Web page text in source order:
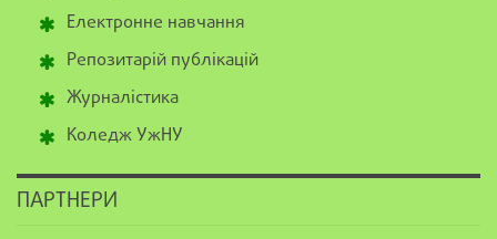
Електронне навчання
Репозитарій публікацій
Журналістика
Коледж УжНУ
ПАРТНЕРИ